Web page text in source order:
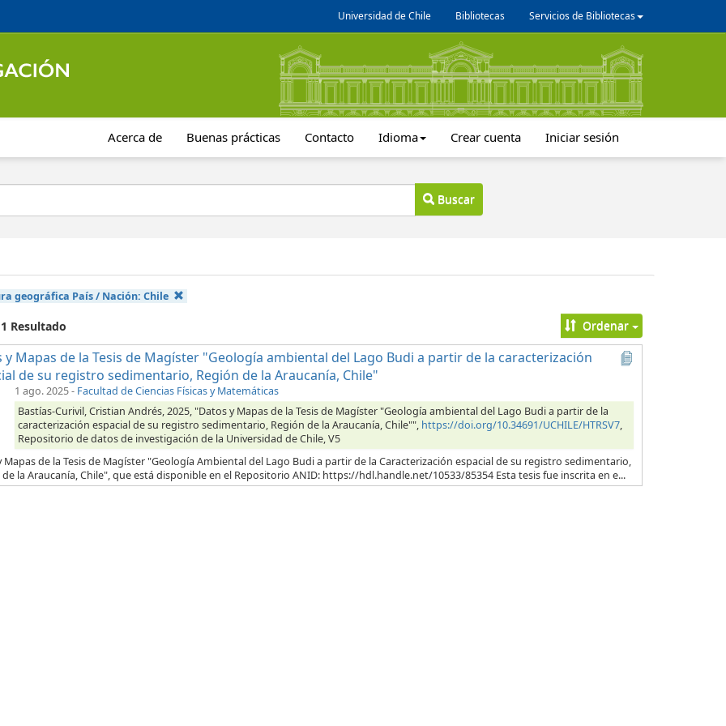
Universidad de Chile Bibliotecas Servicios de Bibliotecas
Acerca de Buenas prácticas Contacto Idioma Crear cuenta Iniciar sesión
Buscar
geográfica País / Nación: Chile
Resultado Ordenar
y Mapas de la Tesis de Magíster "Geología ambiental del Lago Budi a partir de la caracterización
de su registro sedimentario, Región de la Araucanía, Chile"
1 ago. 2025- Facultad de Ciencias Físicas y Matemáticas
Bastías-Curivil, Cristian Andrés, 2025, "Datos y Mapas de la Tesis de Magíster "Geología ambiental del Lago Budi a partir de la
caracterización espacial de su registro sedimentario, Región de la Araucanía, Chile"", https://doi.org/10.34691/UCHILE/HTRSV7,
Repositorio de datos de investigación de la Universidad de Chile, V5
Mapas de la Tesis de Magíster "Geología Ambiental del Lago Budi a partir de la Caracterización espacial de su registro sedimentario,
de la Araucanía, Chile", que está disponible en el Repositorio ANID: https://hdl.handle.net/10533/85354 Esta tesis fue inscrita en e...